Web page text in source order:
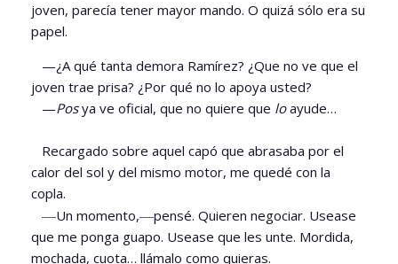
joven, parecía tener mayor mando. O quizá sólo era su
papel.
—¿A qué tanta demora Ramírez? ¿Que no ve que el
joven trae prisa? ¿Por qué no lo apoya usted?
—Posya ve oficial, que no quiere que loayude…
Recargado sobre aquel capó que abrasaba por el
calor del sol y del mismo motor, me quedé con la
copla.
—Un momento,—pensé. Quieren negociar. Usease
que me ponga guapo. Usease que les unte. Mordida,
mochada, cuota… llámalo como quieras.